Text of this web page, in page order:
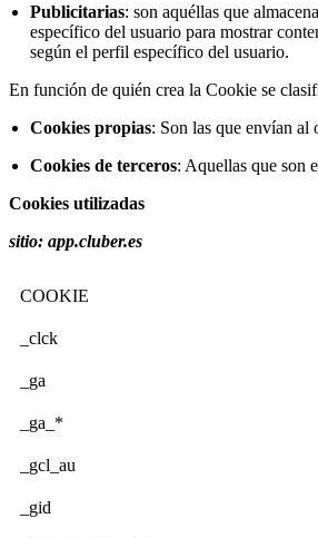
Publicitarias: son aquéllas que
específico del usuario para mostrar
según el perfil específico del usuario.
En función de quién crea la Cookie se
Cookies propias: Son las que envían al
Cookies de terceros: Aquellas que son
Cookies utilizadas
sitio: app.cluber.es
COOKIE
_clck
_ga
_ga_*
_gcl_au
_gid